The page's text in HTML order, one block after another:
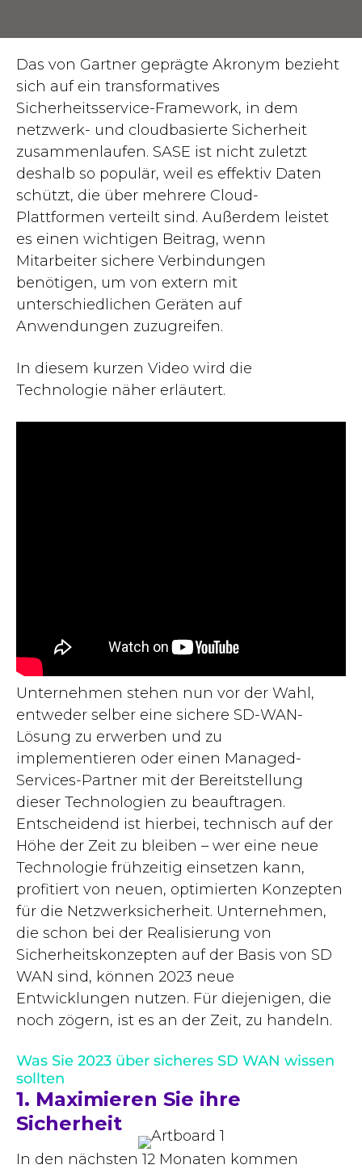
Das von Gartner geprägte Akronym bezieht
sich auf ein transformatives
Sicherheitsservice-Framework, in dem
netzwerk- und cloudbasierte Sicherheit
zusammenlaufen. SASE ist nicht zuletzt
deshalb so populär, weil es effektiv Daten
schützt, die über mehrere Cloud-
Plattformen verteilt sind. Außerdem leistet
es einen wichtigen Beitrag, wenn
Mitarbeiter sichere Verbindungen
benötigen, um von extern mit
unterschiedlichen Geräten auf
Anwendungen zuzugreifen.
In diesem kurzen Video wird die
Technologie näher erläutert.
Unternehmen stehen nun vor der Wahl,
entweder selber eine sichere SD-WAN-
Lösung zu erwerben und zu
implementieren oder einen Managed-
Services-Partner mit der Bereitstellung
dieser Technologien zu beauftragen.
Entscheidend ist hierbei, technisch auf der
Höhe der Zeit zu bleiben – wer eine neue
Technologie frühzeitig einsetzen kann,
profitiert von neuen, optimierten Konzepten
für die Netzwerksicherheit. Unternehmen,
die schon bei der Realisierung von
Sicherheitskonzepten auf der Basis von SD
WAN sind, können 2023 neue
Entwicklungen nutzen. Für diejenigen, die
noch zögern, ist es an der Zeit, zu handeln.
Was Sie 2023 über sicheres SD WAN wissen
sollten
1. Maximieren Sie ihre
Sicherheit
In den nächsten 12 Monaten kommen